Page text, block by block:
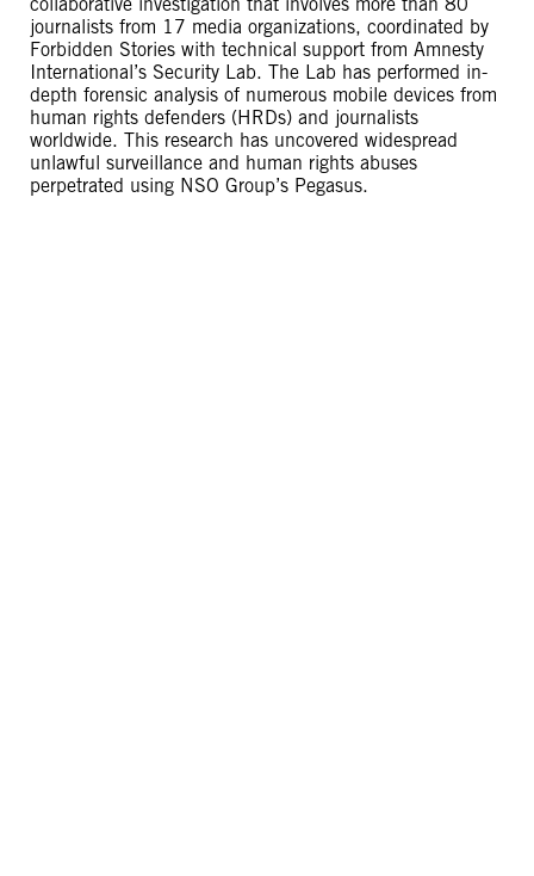
journalists from 17 media organizations, coordinated by
Forbidden Stories with technical support from Amnesty
International’s Security Lab. The Lab has performed in-
depth forensic analysis of numerous mobile devices from
human rights defenders (HRDs) and journalists
worldwide. This research has uncovered widespread
unlawful surveillance and human rights abuses
perpetrated using NSO Group’s Pegasus.